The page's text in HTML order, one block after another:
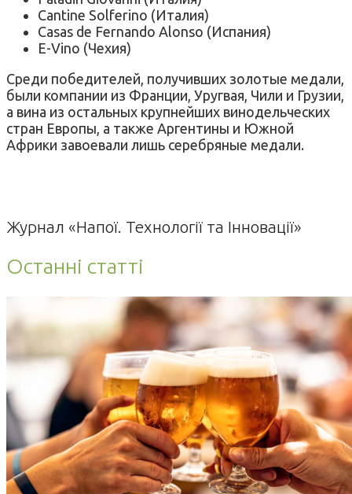
Cantine Solferino (Италия)
Casas de Fernando Alonso (Испания)
E-Vino (Чехия)
Среди победителей, получивших золотые медали,
были компании из Франции, Уругвая, Чили и Грузии,
а вина из остальных крупнейших винодельческих
стран Европы, а также Аргентины и Южной
Африки завоевали лишь серебряные медали.
Журнал «Напої. Технології та Інновації»
Останні статті